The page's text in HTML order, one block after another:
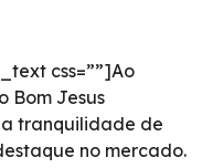
css=””]Ao
Bom Jesus
tranquilidade de
no mercado.